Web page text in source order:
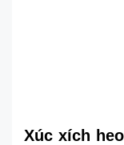
Xúc xích